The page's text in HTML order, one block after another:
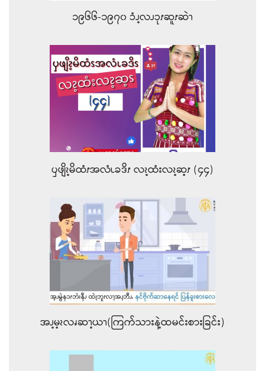
၁၉၆၆-၁၉၇၀ ၥံၪ့လၪၥုၭဆူၭဆဲၫ
ၦဖျိၩ့မိထံၭအလံၬခဒိၭ လၩ့ထံးလၩ့ဆ့ၭ (၄၄)
အၪ့မ့ၩလၧဆၫ့ယၫ(ကြက်သားနဲ့ထမင်းစားခြင်း)